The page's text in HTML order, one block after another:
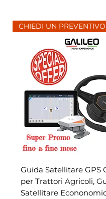
CHIEDI UN PREVENTIVO
Guida Satellitare GPS
per Trattori Agricoli,
Satellitare